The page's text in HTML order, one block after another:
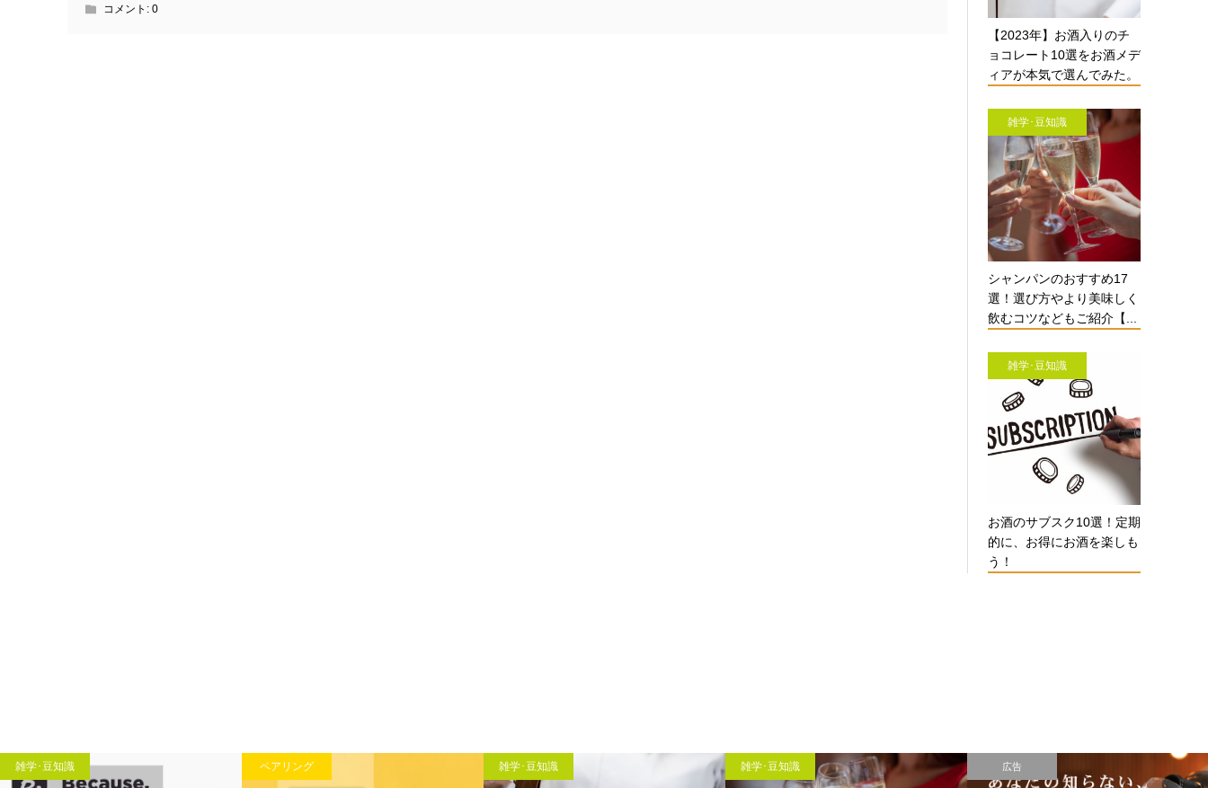
コメント: 0
【2023年】お酒入りのチ
ョコレート10選をお酒メデ
ィアが本気で選んでみた。
雑学･豆知識
シャンパンのおすすめ17
選！選び方やより美味しく
飲むコツなどもご紹介【...
雑学･豆知識
お酒のサブスク10選！定期
的に、お得にお酒を楽しも
う！
雑学･豆知識 ペアリング 雑学･豆知識 雑学･豆知識 広告